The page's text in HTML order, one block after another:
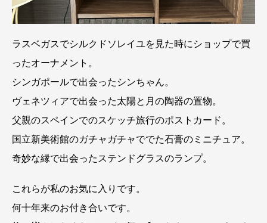
ラスベガスでシルクドソレイユを見た時にショップで買
ったオーナメント。
シンガポールで出会ったシンちゃん。
ヴェネツィアで出会った太陽と月の陶器の置物。
父親のスペインでのスケッチ旅行のポストカード。
国立新美術館のガチャガチャででた石膏のミニチュア。
奇妙な縁で出会ったステンドグラスのランプ。
これらが私のお気に入りです。
何十年来のお付き合いです。